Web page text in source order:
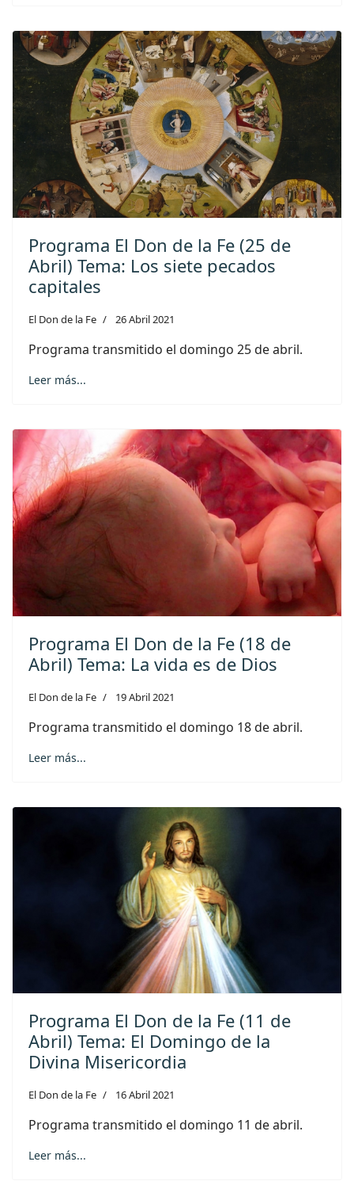
Programa El Don de la Fe (25 de
Abril) Tema: Los siete pecados
capitales
El Don de la Fe 26 Abril 2021
Programa transmitido el domingo 25 de abril.
Leer más...
Programa El Don de la Fe (18 de
Abril) Tema: La vida es de Dios
El Don de la Fe 19 Abril 2021
Programa transmitido el domingo 18 de abril.
Leer más...
Programa El Don de la Fe (11 de
Abril) Tema: El Domingo de la
Divina Misericordia
El Don de la Fe 16 Abril 2021
Programa transmitido el domingo 11 de abril.
Leer más...